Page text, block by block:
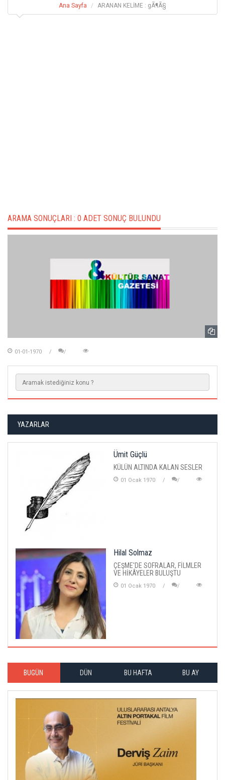
Ana Sayfa ARANAN KELİME : gÃ¶Ã§
ARAMA SONUÇLARI : 0 ADET SONUÇ BULUNDU
01-01-1970
YAZARLAR
Ümit Güçlü
KÜLÜN ALTINDA KALAN SESLER
01 Ocak 1970
Hilal Solmaz
ÇEŞME'DE SOFRALAR, FİLMLER
VE HİKÂYELER BULUŞTU
01 Ocak 1970
BUGÜN DÜN BU HAFTA BU AY